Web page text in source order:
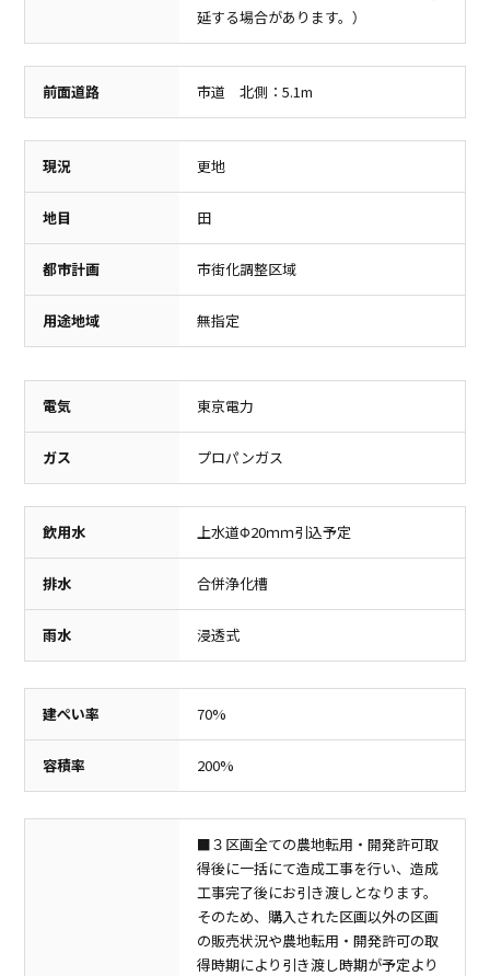
延する場合があります。）
前面道路 市道 北側：5.1m
現況 更地
地目 田
都市計画 市街化調整区域
用途地域 無指定
電気 東京電力
ガス プロパンガス
飲用水 上水道Φ20ｍｍ引込予定
排水 合併浄化槽
雨水 浸透式
建ぺい率 70%
容積率 200%
■３区画全ての農地転用・開発許可取
得後に一括にて造成工事を行い、造成
工事完了後にお引き渡しとなります。
そのため、購入された区画以外の区画
の販売状況や農地転用・開発許可の取
得時期により引き渡し時期が予定より
スーパー
アバンセ群馬町店 宇津木医院
ぐんま耳鼻咽喉科クリニック
400m（徒歩5分）
セブンイレブン前橋青梨子町南店
680m（徒歩9分）